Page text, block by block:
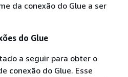
da conexão do Glue a ser
do Glue
a seguir para obter o
conexão do Glue. Esse